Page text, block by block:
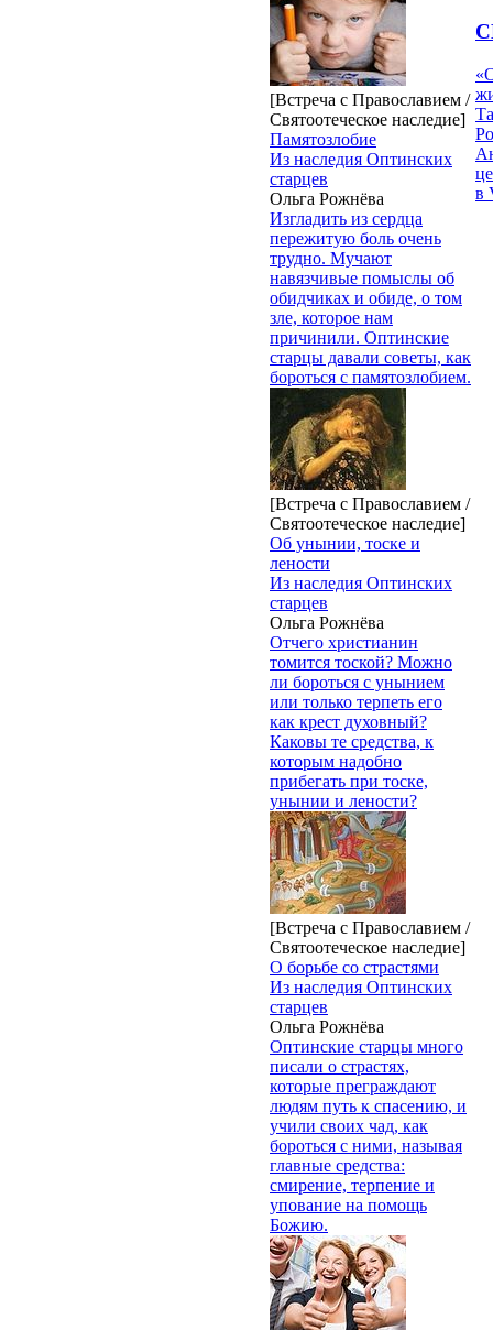
[Встреча с Православием /
Святоотеческое наследие]
Памятозлобие
Из наследия Оптинских
старцев
Ольга Рожнёва
Изгладить из сердца
пережитую боль очень
трудно. Мучают
навязчивые помыслы об
обидчиках и обиде, о том
зле, которое нам
причинили. Оптинские
старцы давали советы, как
бороться с памятозлобием.
[Встреча с Православием /
Святоотеческое наследие]
Об унынии, тоске и
лености
Из наследия Оптинских
старцев
Ольга Рожнёва
Отчего христианин
томится тоской? Можно
ли бороться с унынием
или только терпеть его
как крест духовный?
Каковы те средства, к
которым надобно
прибегать при тоске,
унынии и лености?
[Встреча с Православием /
Святоотеческое наследие]
О борьбе со страстями
Из наследия Оптинских
старцев
Ольга Рожнёва
Оптинские старцы много
писали о страстях,
которые преграждают
людям путь к спасению, и
учили своих чад, как
бороться с ними, называя
главные средства:
смирение, терпение и
упование на помощь
Божию.
в